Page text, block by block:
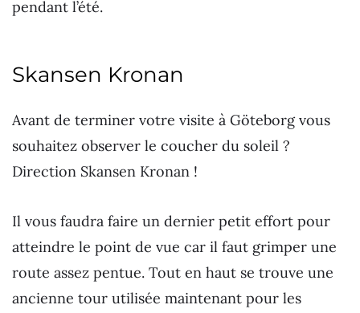
pendant l’été.
Skansen Kronan
Avant de terminer votre visite à Göteborg vous
souhaitez observer le coucher du soleil ?
Direction Skansen Kronan !
Il vous faudra faire un dernier petit effort pour
atteindre le point de vue car il faut grimper une
route assez pentue. Tout en haut se trouve une
ancienne tour utilisée maintenant pour les